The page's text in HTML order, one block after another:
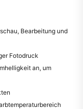
Bearbeitung und
Fotodruck
an, um